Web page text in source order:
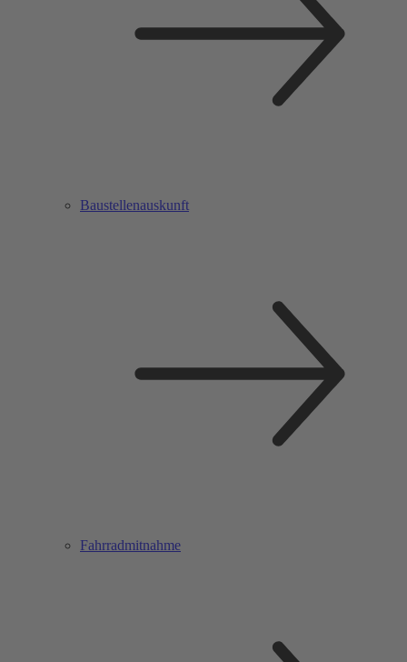
Baustellenauskunft
Fahrradmitnahme